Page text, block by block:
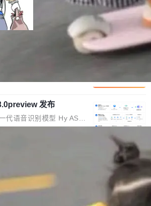
8~26）、macOS / Linu
PC。 # macOS / Linu
-fsSL https://solon.noea
次模型调用可承载的上下
的持续扩张与代码历史的
模块关系、接口契约、业
分散于数十乃至数百个文
的知识关联网络。传统的
词匹配、目录遍历）仅能
位，难以触及代码的语义
开发者使用代码智能体在
临显著"代码仓理解"瓶
务（以下简称" CodeBas
为云码道（CodeA...
小时，算法工程
为干私活
公布了一起案件：北京一
，为了给自己接的私活腾
司AI游戏部门的全部核心
入职东城区某科技公司AI
厂背景。在公司内部架构
知全员将数据从A集群迁
了"收到"。 他没有迁移
午4点，他使用此前登录
输入了一条被程序员圈
——最高管理员权限、无
优化实践：KV ca
，吞吐量提升 4
强的大模型系列之一，但
：太吃显存了。月之暗面
GLM 都是长上下文、M
到让人上瘾，但 GPU 显
的 Workers AI 团队
理。他们在官方博客上发
吐量提升 41%，每 token
变。 FP8 省的不仅是显
最吃显...
发布
代语音识别模型 Hy ASR
一代大语言模型 Hy3 的
清，而是真正听懂。通过
，再把准确的文字直接给
点优化”演进为“理解语